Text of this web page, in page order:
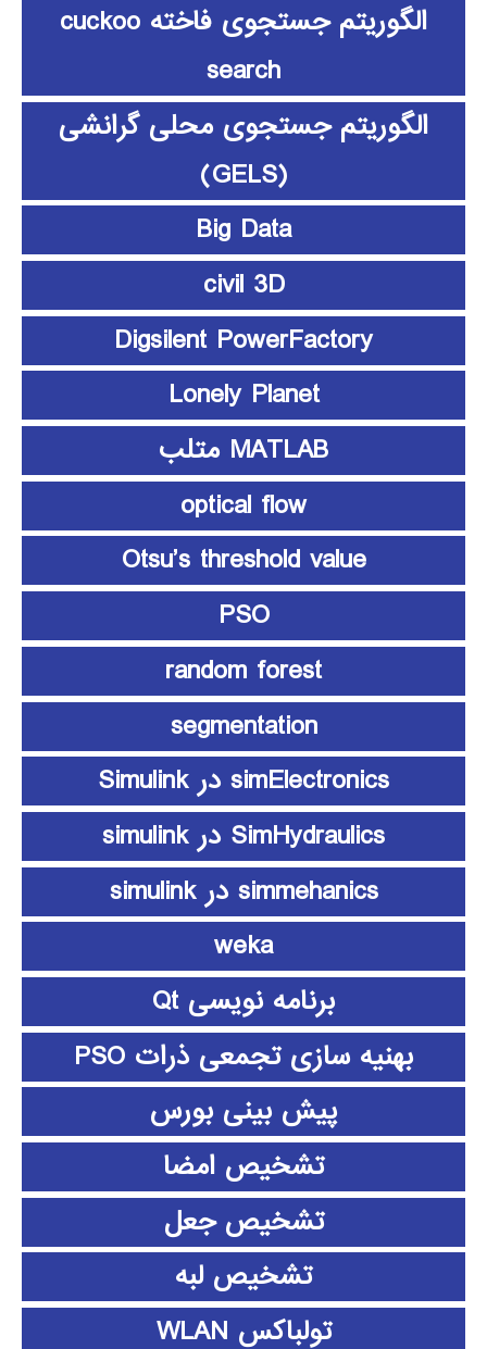
الگوریتم جستجوی فاخته cuckoo
search
الگوریتم جستجوی محلی گرانشی
(GELS)
Big Data
civil 3D
Digsilent PowerFactory
Lonely Planet
MATLAB متلب
optical flow
Otsu’s threshold value
PSO
random forest
segmentation
simElectronics در Simulink
SimHydraulics در simulink
simmehanics در simulink
weka
برنامه نویسی Qt
بهنیه سازی تجمعی ذرات PSO
پیش بینی بورس
تشخیص امضا
تشخیص جعل
تشخیص لبه
تولباکس WLAN